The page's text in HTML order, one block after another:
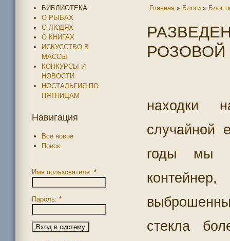
Главная » Блоги » Блог
РОЗОВОЙ
находки
случайной
годы мы
стекла
БИБЛИОТЕКА
О РЫБАХ
О ЛЮДЯХ
О КНИГАХ
ИСКУССТВО В
МАССЫ
КОНКУРСЫ И
НОВОСТИ
НОСТАЛЬГИЯ ПО
ПЯТНИЦАМ
Навигация
Все новое
Поиск
Имя пользователя: *
Пароль: *